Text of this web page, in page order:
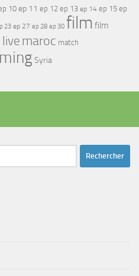
10ep 11 ep 12 ep 13 ep 14 ep 15 ep
23 ep 27 ep 28 ep 30 film film
live maroc match
Syria